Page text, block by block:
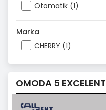
Otomatik (1)
Marka
CHERRY (1)
OMODA 5 EXCELENT